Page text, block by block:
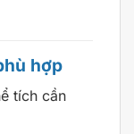
hợp
tích cần